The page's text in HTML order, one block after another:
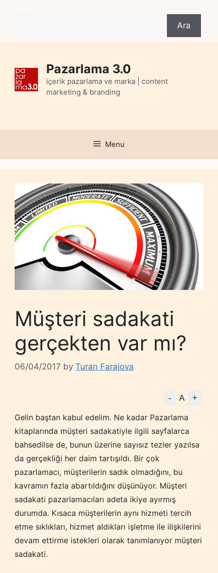
Ara
Pazarlama 3.0
içerik pazarlama ve marka | content
marketing & branding
Menu
Müşteri sadakati
gerçekten var mı?
06/04/2017 by Turan Farajova
- A
+
Gelin baştan kabul edelim. Ne kadar Pazarlama
kitaplarında müşteri sadakatiyle ilgili sayfalarca
bahsedilse de, bunun üzerine sayısız tezler yazılsa
da gerçekliği her daim tartışıldı. Bir çok
pazarlamacı, müşterilerin sadık olmadığını, bu
kavramın fazla abartıldığını düşünüyor. Müşteri
sadakati pazarlamacıları adeta ikiye ayırmış
durumda. Kısaca müşterilerin aynı hizmeti tercih
etme sıklıkları, hizmet aldıkları işletme ile ilişkilerini
devam ettirme istekleri olarak tanımlanıyor müşteri
sadakati.